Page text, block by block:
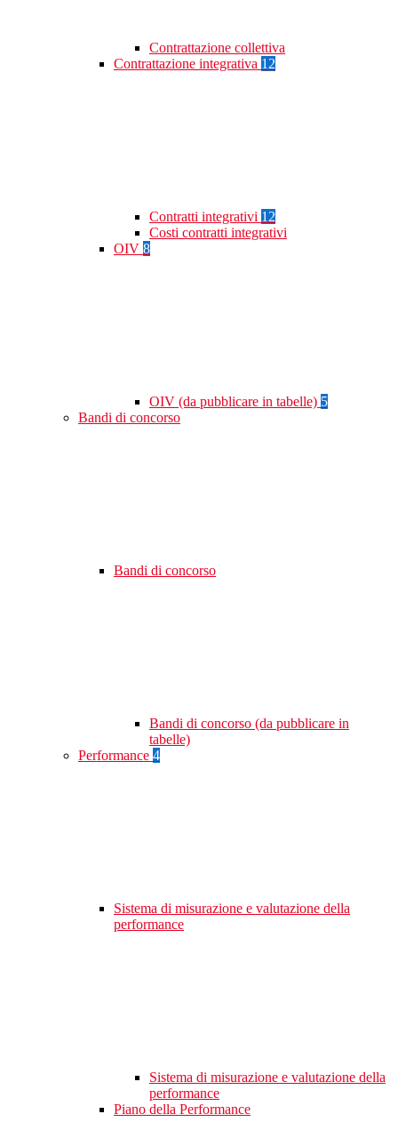
Contrattazione collettiva
Contrattazione integrativa 12
Contratti integrativi 12
Costi contratti integrativi
OIV 8
OIV (da pubblicare in tabelle) 5
Bandi di concorso
Bandi di concorso
Bandi di concorso (da pubblicare in
tabelle)
Performance 4
Sistema di misurazione e valutazione della
performance
Sistema di misurazione e valutazione della
performance
Piano della Performance